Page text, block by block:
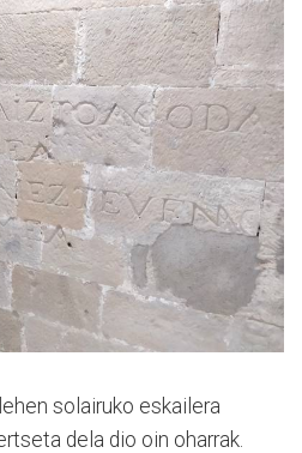
solairuko eskailera
dela dio oin oharrak.